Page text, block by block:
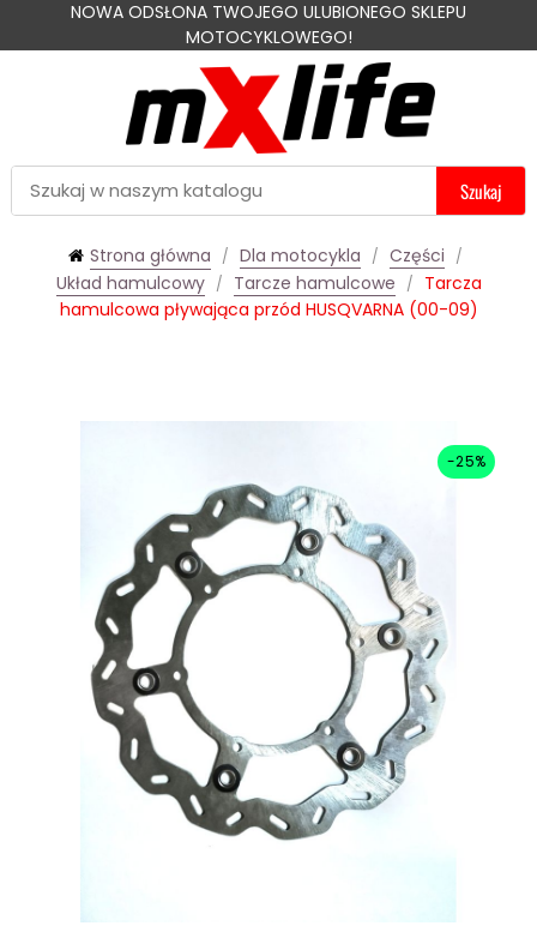
NOWA ODSŁONA TWOJEGO ULUBIONEGO SKLEPU
MOTOCYKLOWEGO!
Szukaj
Strona główna Dla motocykla
Części
Układ hamulcowy
Tarcze hamulcowe
Tarcza
hamulcowa pływająca przód HUSQVARNA (00-09)
-25%